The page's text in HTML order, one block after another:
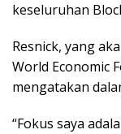
keseluruhan
Resnick, yang
World Economic
mengatakan
“Fokus saya